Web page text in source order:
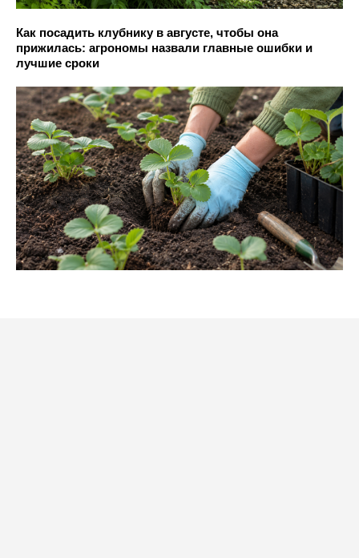
Как посадить клубнику в августе, чтобы она
прижилась: агрономы назвали главные ошибки и
лучшие сроки